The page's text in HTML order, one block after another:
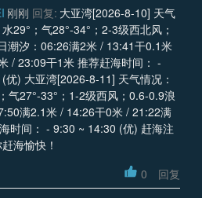
刚刚 回复: 大亚湾[2026-8-10] 天气
29°；气28°-34°；2-3级西北风；
潮汐：06:26满2米 / 13:41干0.1米
/ 23:09干1米 推荐赶海时间： -
气情况：
气27°-33°；1-2级西风；0.6-0.9浪
满2.1米 / 14:26干0米 / 21:22满
时间： - 9:30 ~ 14:30 (优) 赶海注
海愉快！
0 回复